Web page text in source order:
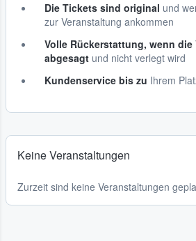
Die Tickets sind original und
zur Veranstaltung ankommen
Volle Rückerstattung, wenn die
abgesagt und nicht verlegt wird
Kundenservice bis zu Ihrem
Keine Veranstaltungen
Zurzeit sind keine Veranstaltungen